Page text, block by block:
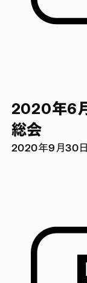
2020年6
総会
2020年9月30日